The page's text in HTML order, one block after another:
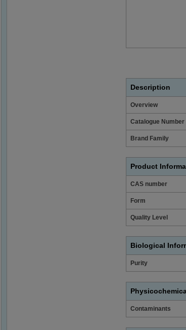
Description
Overview
Catalogue Number
Brand Family
Product
CAS number
Form
Quality Level
Biological
Purity
Contaminants